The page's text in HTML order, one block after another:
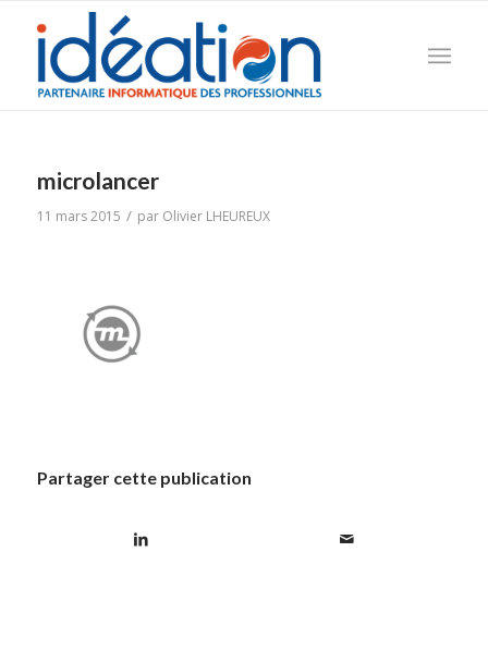
microlancer
11 mars 2015 / par Olivier LHEUREUX
Partager cette publication